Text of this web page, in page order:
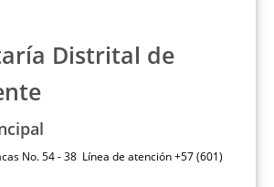
Distrital de
No. 54 - 38 Línea de atención +57 (601)